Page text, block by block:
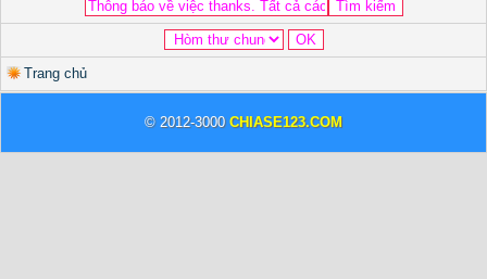
Trang chủ
© 2012-3000 CHIASE123.COM